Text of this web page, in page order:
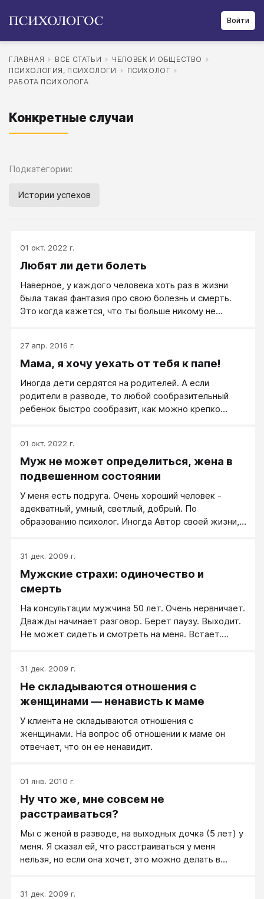
Войти
ГЛАВНАЯ ВСЕ СТАТЬИ
ЧЕЛОВЕК И ОБЩЕСТВО
ПСИХОЛОГИЯ, ПСИХОЛОГИ
ПСИХОЛОГ
РАБОТА ПСИХОЛОГА
Конкретные случаи
Подкатегории:
Истории успехов
01 окт. 2022 г.
Любят ли дети болеть
Наверное, у каждого человека хоть раз в жизни
была такая фантазия про свою болезнь и смерть.
Это когда кажется, что ты больше никому не
27 апр. 2016 г.
Мама, я хочу уехать от тебя к папе!
Иногда дети сердятся на родителей. А если
родители в разводе, то любой сообразительный
ребенок быстро сообразит, как можно крепко
01 окт. 2022 г.
Муж не может определиться, жена в
подвешенном состоянии
У меня есть подруга. Очень хороший человек -
адекватный, умный, светлый, добрый. По
образованию психолог. Иногда Автор своей жизни,
Я ей периодически помогала в качестве подруги и
психолога по жизни. Поначалу это были в большей
степени сеансы психотерапии (первые 2 раза).
звонить не слишком хочет «по причине гордой
застенчивости». Но, когда совсем тяжело – просит
о помощи.
31 дек. 2009 г.
Мужские страхи: одиночество и
смерть
На консультации мужчина 50 лет. Очень нервничает.
Дважды начинает разговор. Берет паузу. Выходит.
Не может сидеть и смотреть на меня. Встает.
появилось свободное время. На днях захожу домой,
а он пустой. Вся семья разъехалась. Мне стало так
страшно. Дети скоро будут жить отдельно, детей
нет общих тем. Мне страшно. Одиноко. Мне
кажется, что завтра уже смерть.
31 дек. 2009 г.
Не складываются отношения с
женщинами — ненависть к маме
У клиента не складываются отношения с
женщинами. На вопрос об отношении к маме он
отвечает, что он ее ненавидит.
01 янв. 2010 г.
Ну что же, мне совсем не
расстраиваться?
Мы с женой в разводе, на выходных дочка (5 лет) у
меня. Я сказал ей, что расстраиваться у меня
нельзя, но если она хочет, это можно делать в
31 дек. 2009 г.